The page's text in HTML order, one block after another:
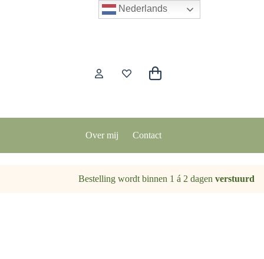
Winkelwagen
Over mij Contact
Bestelling wordt binnen 1 á 2 dagen verstuurd
Nederlands